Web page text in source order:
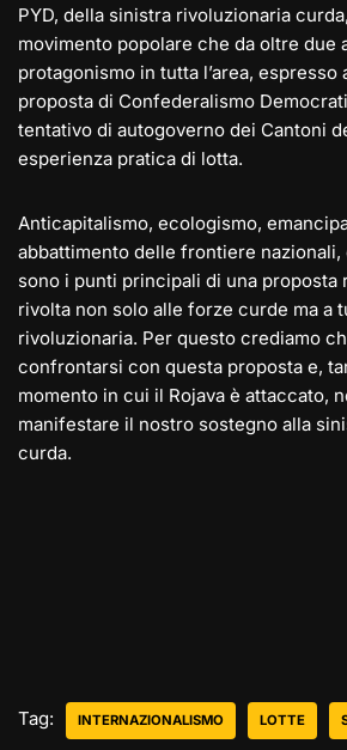
PYD, della sinistra rivoluzionaria
movimento popolare che da oltre due
protagonismo in tutta l’area, espresso
proposta di Confederalismo
tentativo di autogoverno dei Cantoni
esperienza pratica di lotta.
Anticapitalismo, ecologismo,
abbattimento delle frontiere
sono i punti principali di una proposta
rivolta non solo alle forze curde ma a
rivoluzionaria. Per questo crediamo
confrontarsi con questa proposta e,
momento in cui il Rojava è attaccato,
manifestare il nostro sostegno alla
curda.
Tag: INTERNAZIONALISMO LOTTE